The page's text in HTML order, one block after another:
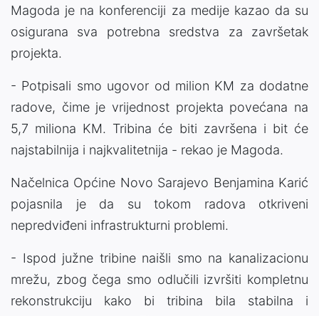
Magoda je na konferenciji za medije kazao da su
osigurana sva potrebna sredstva za završetak
projekta.
- Potpisali smo ugovor od milion KM za dodatne
radove, čime je vrijednost projekta povećana na
5,7 miliona KM. Tribina će biti završena i bit će
najstabilnija i najkvalitetnija - rekao je Magoda.
Načelnica Općine Novo Sarajevo Benjamina Karić
pojasnila je da su tokom radova otkriveni
nepredviđeni infrastrukturni problemi.
- Ispod južne tribine naišli smo na kanalizacionu
mrežu, zbog čega smo odlučili izvršiti kompletnu
rekonstrukciju kako bi tribina bila stabilna i